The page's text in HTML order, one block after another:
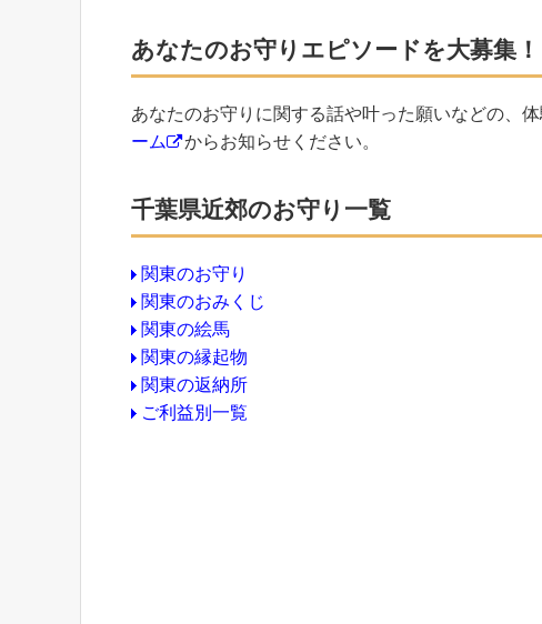
あなたのお守りエピソードを大募集！
あなたのお守りに関する話や叶った願いなどの、
ーム
からお知らせください。
千葉県近郊のお守り一覧
関東のお守り
関東のおみくじ
関東の絵馬
関東の縁起物
関東の返納所
ご利益別一覧